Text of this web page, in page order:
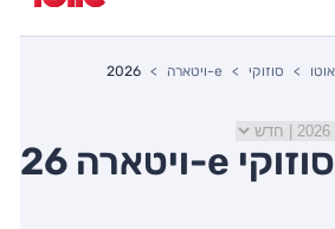
אוטו סוזוקי e-ויטארה 2026
סוזוקי e-ויטארה 2026